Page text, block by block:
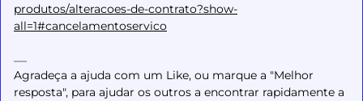
produtos/alteracoes-de-contrato?show-
all=1#cancelamentoservico
Agradeça a ajuda com um Like, ou marque a "Melhor
resposta", para ajudar os outros a encontrar rapidamente a